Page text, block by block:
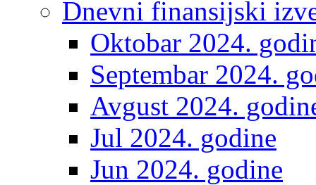
Dnevni finansijski
Oktobar 2024.
Septembar 2024.
Avgust 2024.
Jul 2024. godine
Jun 2024. godine